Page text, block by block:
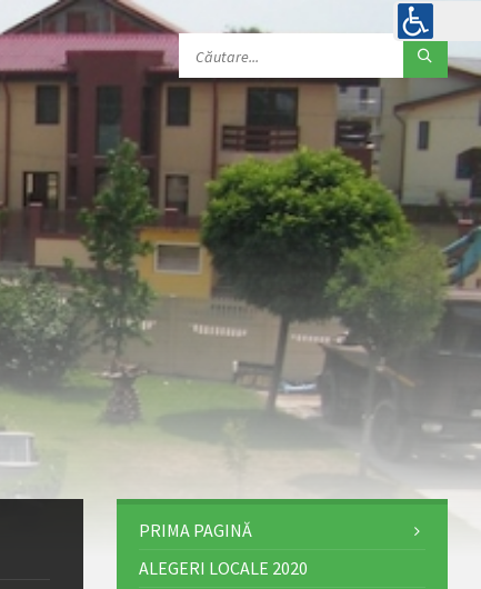
PRIMA PAGINĂ
ALEGERI LOCALE 2020